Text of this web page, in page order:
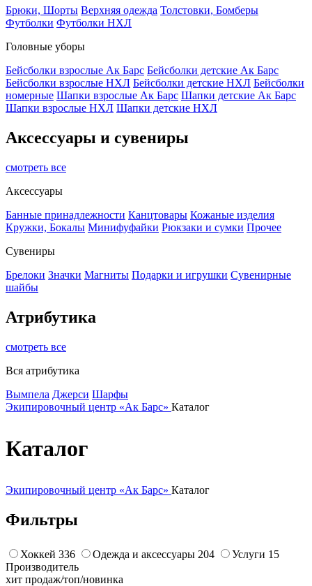
Брюки, Шорты Верхняя одежда Толстовки, Бомберы
Футболки Футболки НХЛ
Головные уборы
Бейсболки взрослые Ак Барс Бейсболки детские Ак Барс
Бейсболки взрослые НХЛ Бейсболки детские НХЛ Бейсболки
номерные Шапки взрослые Ак Барс Шапки детские Ак Барс
Шапки взрослые НХЛ Шапки детские НХЛ
Аксессуары и сувениры
смотреть все
Аксессуары
Банные принадлежности Канцтовары Кожаные изделия
Кружки, Бокалы Минифуфайки Рюкзаки и сумки Прочее
Сувениры
Брелоки Значки Магниты Подарки и игрушки Сувенирные
шайбы
Атрибутика
смотреть все
Вся атрибутика
Вымпела Джерси Шарфы
Экипировочный центр «Ак Барс» Каталог
Каталог
Экипировочный центр «Ак Барс» Каталог
Фильтры
Хоккей 336 Одежда и аксессуары 204 Услуги 15
Производитель
хит продаж/топ/новинка